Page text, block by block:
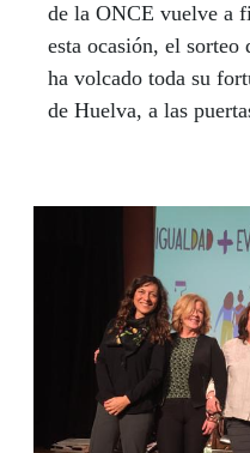
de la ONCE vuelve a
esta ocasión, el
ha volcado toda su
de Huelva, a las
millones de premio
y otros nueve
40.000 euros "entre
que acuden al templo
mañana emocionado
La suerte del Extra
comarca malagueña
Alvarino, se enteró